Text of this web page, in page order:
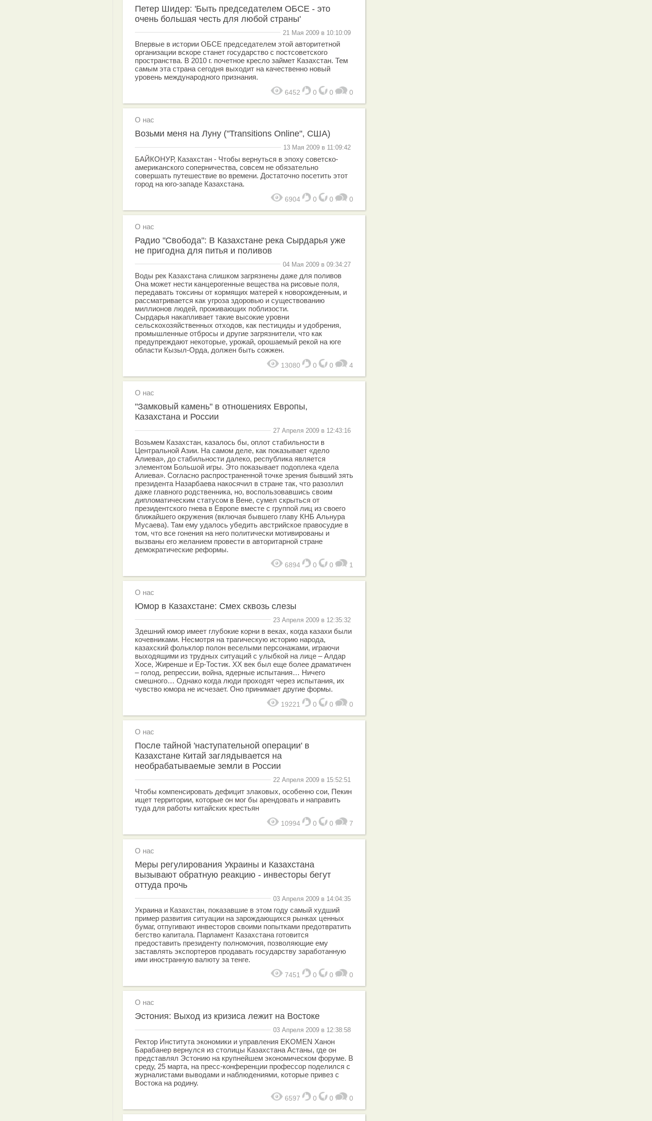
Петер Шидер: 'Быть председателем ОБСЕ - это
очень большая честь для любой страны'
21 Мая 2009 в 10:10:09
Впервые в истории ОБСЕ председателем этой авторитетной
организации вскоре станет государство с постсоветского
пространства. В 2010 г. почетное кресло займет Казахстан. Тем
самым эта страна сегодня выходит на качественно новый
уровень международного признания.
6452 0 0 0
О нас
Возьми меня на Луну ("Transitions Online", США)
13 Мая 2009 в 11:09:42
БАЙКОНУР, Казахстан - Чтобы вернуться в эпоху советско-
американского соперничества, совсем не обязательно
совершать путешествие во времени. Достаточно посетить этот
город на юго-западе Казахстана.
6904 0 0 0
О нас
Радио "Свобода": В Казахстане река Сырдарья уже
не пригодна для питья и поливов
04 Мая 2009 в 09:34:27
Воды рек Казахстана слишком загрязнены даже для поливов
Она может нести канцерогенные вещества на рисовые поля,
передавать токсины от кормящих матерей к новорожденным, и
рассматривается как угроза здоровью и существованию
миллионов людей, проживающих поблизости.
Сырдарья накапливает такие высокие уровни
сельскохозяйственных отходов, как пестициды и удобрения,
промышленные отбросы и другие загрязнители, что как
предупреждают некоторые, урожай, орошаемый рекой на юге
области Кызыл-Орда, должен быть сожжен.
13080 0 0 4
О нас
"Замковый камень" в отношениях Европы,
Казахстана и России
27 Апреля 2009 в 12:43:16
Возьмем Казахстан, казалось бы, оплот стабильности в
Центральной Азии. На самом деле, как показывает «дело
Алиева», до стабильности далеко, республика является
элементом Большой игры. Это показывает подоплека «дела
Алиева». Согласно распространенной точке зрения бывший зять
президента Назарбаева накосячил в стране так, что разозлил
даже главного родственника, но, воспользовавшись своим
дипломатическим статусом в Вене, сумел скрыться от
президентского гнева в Европе вместе с группой лиц из своего
ближайшего окружения (включая бывшего главу КНБ Альнура
Мусаева). Там ему удалось убедить австрийское правосудие в
том, что все гонения на него политически мотивированы и
вызваны его желанием провести в авторитарной стране
демократические реформы.
6894 0 0 1
О нас
Юмор в Казахстане: Смех сквозь слезы
23 Апреля 2009 в 12:35:32
Здешний юмор имеет глубокие корни в веках, когда казахи были
кочевниками. Несмотря на трагическую историю народа,
казахский фольклор полон веселыми персонажами, играючи
выходящими из трудных ситуаций с улыбкой на лице – Алдар
Хосе, Жиренше и Ер-Тостик. ХХ век был еще более драматичен
– голод, репрессии, война, ядерные испытания… Ничего
смешного… Однако когда люди проходят через испытания, их
чувство юмора не исчезает. Оно принимает другие формы.
19221 0 0 0
О нас
После тайной 'наступательной операции' в
Казахстане Китай заглядывается на
необрабатываемые земли в России
22 Апреля 2009 в 15:52:51
Чтобы компенсировать дефицит злаковых, особенно сои, Пекин
ищет территории, которые он мог бы арендовать и направить
туда для работы китайских крестьян
10994 0 0 7
О нас
Меры регулирования Украины и Казахстана
вызывают обратную реакцию - инвесторы бегут
оттуда прочь
03 Апреля 2009 в 14:04:35
Украина и Казахстан, показавшие в этом году самый худший
пример развития ситуации на зарождающихся рынках ценных
бумаг, отпугивают инвесторов своими попытками предотвратить
бегство капитала. Парламент Казахстана готовится
предоставить президенту полномочия, позволяющие ему
заставлять экспортеров продавать государству заработанную
ими иностранную валюту за тенге.
7451 0 0 0
О нас
Эстония: Выход из кризиса лежит на Востоке
03 Апреля 2009 в 12:38:58
Ректор Института экономики и управления EKOMEN Ханон
Барабанер вернулся из столицы Казахстана Астаны, где он
представлял Эстонию на крупнейшем экономическом форуме. В
среду, 25 марта, на пресс-конференции профессор поделился с
журналистами выводами и наблюдениями, которые привез с
Востока на родину.
6597 0 0 0